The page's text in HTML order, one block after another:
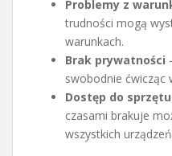
Problemy z
trudności mogą
warunkach.
Brak prywatności
swobodnie ćwicząc
Dostęp do sprzętu
czasami brakuje
wszystkich